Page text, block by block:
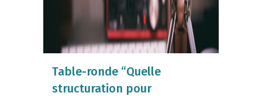
Table-ronde “Quelle
structuration pour